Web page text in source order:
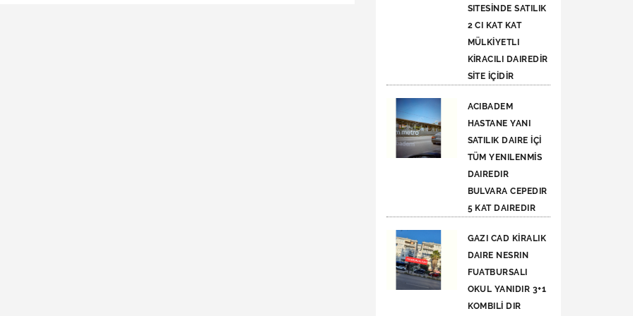
SITESİNDE SATILIK
2 CI KAT KAT
MÜLKİYETLI
KİRACILI DAIREDİR
SİTE İÇİDİR
ACIBADEM
HASTANE YANI
SATILIK DAIRE İÇİ
TÜM YENILENMİS
DAIREDIR
BULVARA CEPEDIR
5 KAT DAIREDIR
GAZI CAD KİRALIK
DAIRE NESRIN
FUATBURSALI
OKUL YANIDIR 3+1
KOMBILİ DIR